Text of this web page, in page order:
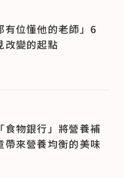
有位懂他的老師」6
改變的起點
食物銀行」將營養補
帶來營養均衡的美味